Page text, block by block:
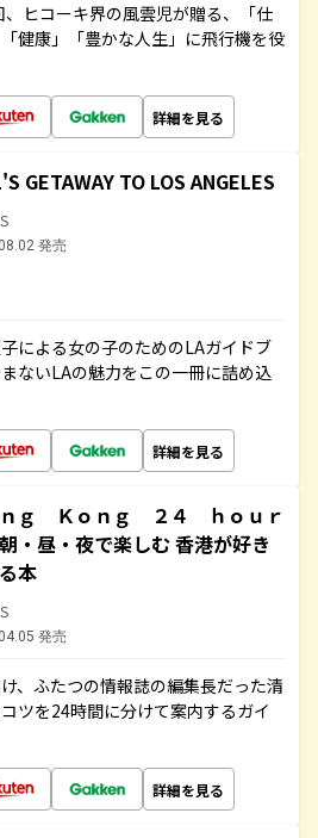
ヒコーキ界の風雲児が贈る、「仕
健康」「豊かな人生」に飛行機を役
詳細を見る
GETAWAY TO LOS ANGELES
発売
による女の子のためのLAガイドブ
ないLAの魅力をこの一冊に詰め込
詳細を見る
ｎｇ Ｋｏｎｇ ２４ ｈｏｕｒ
・昼・夜で楽しむ 香港が好き
本
発売
、ふたつの情報誌の編集長だった清
ツを24時間に分けて案内するガイ
詳細を見る